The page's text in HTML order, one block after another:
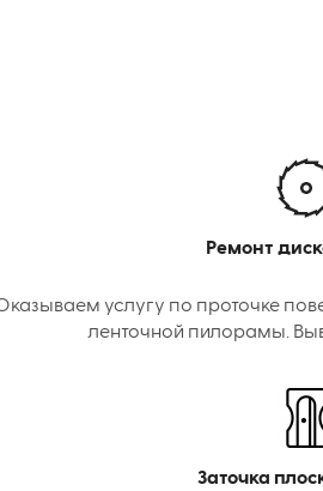
Ремонт
услугу по проточке
ленточной пилорамы.
Заточка